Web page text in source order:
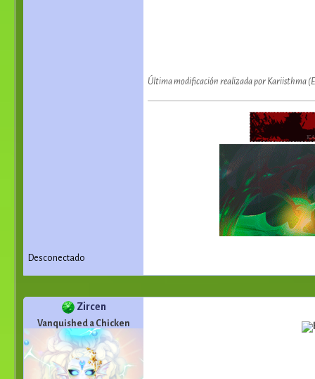
Última modificación realizada por Kariisthma
Desconectado
Zircen
Vanquished a Chicken